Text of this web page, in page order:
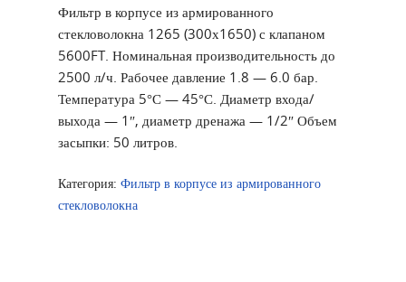
Фильтр в корпусе из армированного
стекловолокна 1265 (300х1650) с клапаном
5600FT. Номинальная производительность до
2500 л/ч. Рабочее давление 1.8 — 6.0 бар.
Температура 5°С — 45°С. Диаметр входа/
выхода — 1″, диаметр дренажа — 1/2″ Объем
засыпки: 50 литров.
Категория: Фильтр в корпусе из армированного
стекловолокна